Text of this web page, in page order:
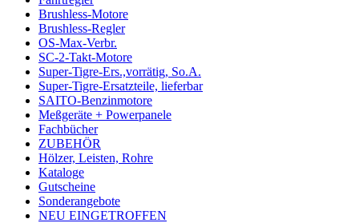
Brushless-Motore
Brushless-Regler
OS-Max-Verbr.
SC-2-Takt-Motore
Super-Tigre-Ers.,vorrätig, So.A.
Super-Tigre-Ersatzteile, lieferbar
SAITO-Benzinmotore
Meßgeräte + Powerpanele
Fachbücher
ZUBEHÖR
Hölzer, Leisten, Rohre
Kataloge
Gutscheine
Sonderangebote
NEU EINGETROFFEN